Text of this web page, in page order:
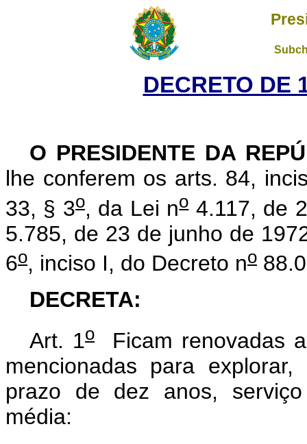
DECRETO DE
O PRESIDENTE DA
lhe conferem os arts. 84,
33, § 3o, da Lei no4.117, de
5.785, de 23 de junho de
6o, inciso I, do Decreto no
DECRETA:
Art. 1o Ficam renovadas
mencionadas para
prazo de dez anos,
média: